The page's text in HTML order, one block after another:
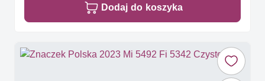
Dodaj do koszyka